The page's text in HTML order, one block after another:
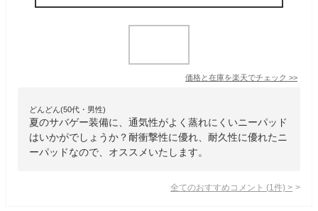
価格と在庫を楽天でチェック >>
どんどん(50代・男性)
夏のサバゲー装備に、通気性がよく蒸れにくいニーパッド
はいかがでしょうか？耐衝撃性に優れ、耐久性に優れたニ
ーパッドなので、オススメいたします。
全てのおすすめコメント (1 件) >